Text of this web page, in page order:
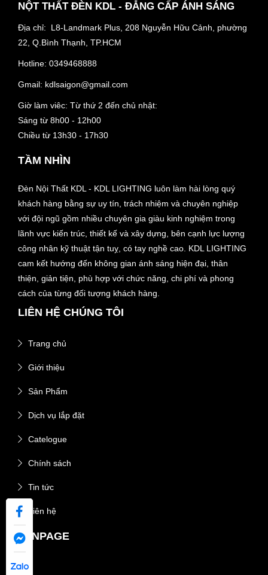
NỘT THẤT ĐÈN KDL - ĐẲNG CẤP ÁNH SÁNG
Địa chỉ: L8-Landmark Plus, 208 Nguyễn Hữu Cảnh, phường
22, Q.Bình Thạnh, TP.HCM
Hotline: 0349468888
Gmail: kdlsaigon@gmail.com
Giờ làm viêc: Từ thứ 2 đến chủ nhật:
Sáng từ 8h00 - 12h00
Chiều từ 13h30 - 17h30
TẦM NHÌN
Đèn Nội Thất KDL - KDL LIGHTING luôn làm hài lòng quý
khách hàng bằng sự uy tín, trách nhiệm và chuyên nghiệp
với đội ngũ gồm nhiều chuyên gia giàu kinh nghiệm trong
lãnh vực kiến trúc, thiết kế và xây dựng, bên cạnh lực lượng
công nhân kỹ thuật tận tuỵ, có tay nghề cao. KDL LIGHTING
cam kết hướng đến không gian ánh sáng hiện đại, thân
thiện, giản tiện, phù hợp với chức năng, chi phí và phong
cách của từng đối tượng khách hàng.
LIÊN HỆ CHÚNG TÔI
Trang chủ
Giới thiệu
Sản Phẩm
Dịch vụ lắp đặt
Catelogue
Chính sách
Tin tức
Liên hệ
FANPAGE